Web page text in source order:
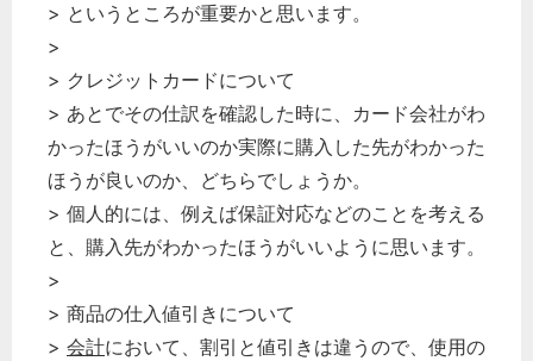
> というところが重要かと思います。
>
> クレジットカードについて
> あとでその仕訳を確認した時に、カード会社がわ
かったほうがいいのか実際に購入した先がわかった
ほうが良いのか、どちらでしょうか。
> 個人的には、例えば保証対応などのことを考える
と、購入先がわかったほうがいいように思います。
>
> 商品の仕入値引きについて
> 会計において、割引と値引きは違うので、使用の